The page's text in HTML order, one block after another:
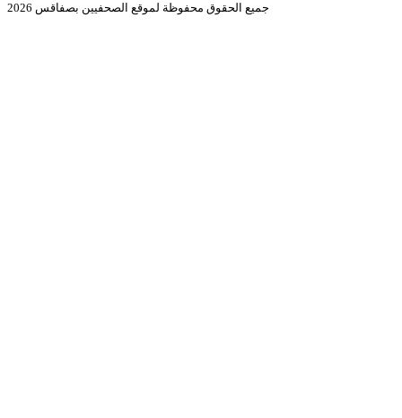
جميع الحقوق محفوظة لموقع الصحفيين بصفاقس 2026